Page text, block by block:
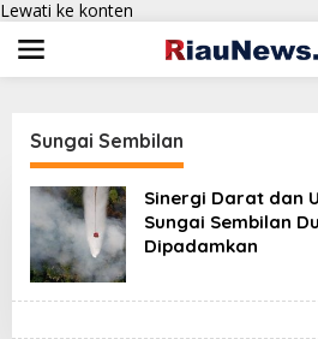
Lewati ke konten
Sungai Sembilan
Sinergi Darat dan
Sungai Sembilan
Dipadamkan